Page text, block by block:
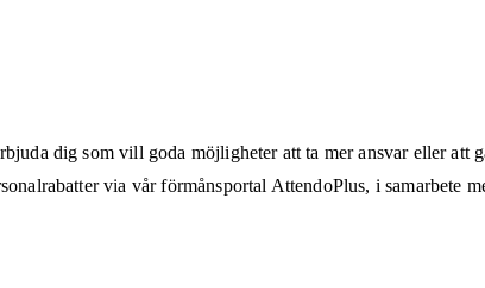
dig som vill goda möjligheter att ta mer ansvar eller
via vår förmånsportal AttendoPlus, i samarbete